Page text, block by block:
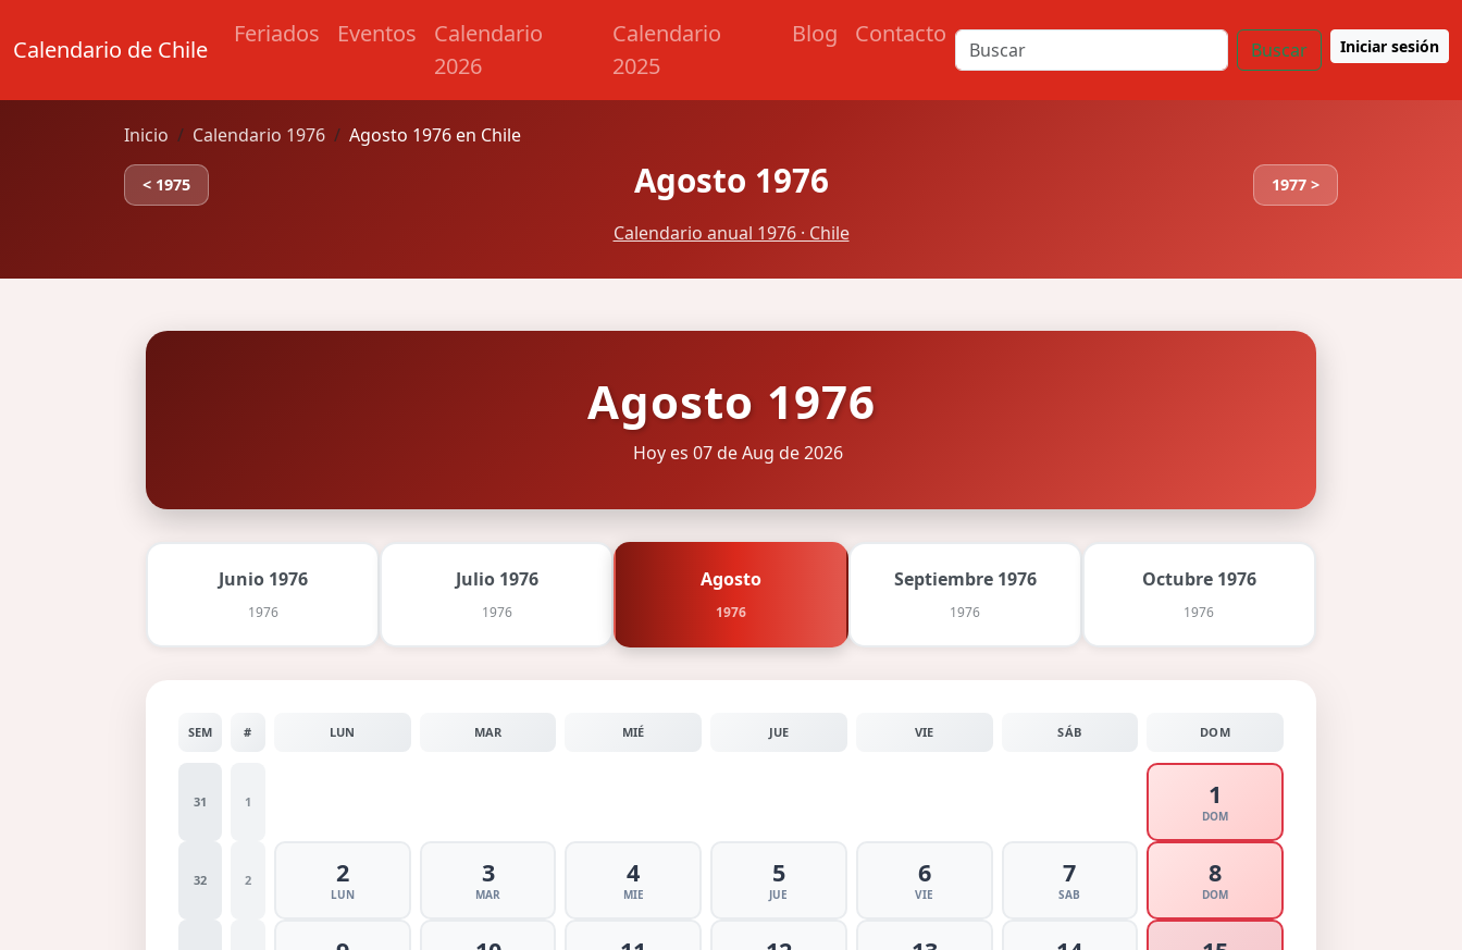
Calendario de Chile
Feriados Eventos
Calendario
2026
Calendario
2025
Blog Contacto
Buscar Iniciar sesión
Inicio Calendario 1976 Agosto 1976 en Chile
< 1975 Agosto 1976 1977 >
Calendario anual 1976 · Chile
Agosto 1976
Hoy es 07 de Aug de 2026
Junio 1976
1976
Julio 1976
1976
Agosto
1976
Septiembre 1976
1976
Octubre 1976
1976
SEM # LUN MAR MIÉ JUE VIE SÁB DOM
31 1 1
DOM
32 2 2
LUN
3
MAR
4
MIE
5
JUE
6
VIE
7
SAB
8
DOM